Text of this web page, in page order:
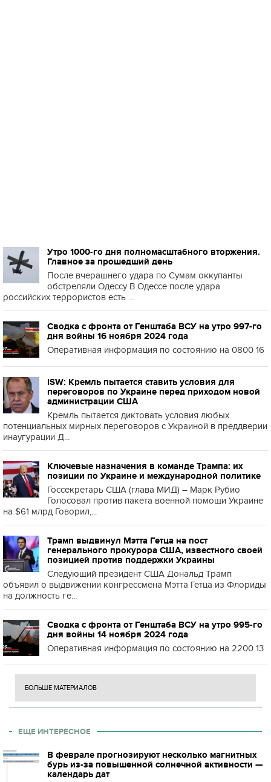
Утро 1000-го дня полномасштабного вторжения.
Главное за прошедший день
После вчерашнего удара по Сумам оккупанты
обстреляли Одессу В Одессе после удара
российских террористов есть ...
Сводка с фронта от Генштаба ВСУ на утро 997-го
дня войны 16 ноября 2024 года
Оперативная информация по состоянию на 0800 16
ISW: Кремль пытается ставить условия для
переговоров по Украине перед приходом новой
администрации США
Кремль пытается диктовать условия любых
потенциальных мирных переговоров с Украиной в преддверии
инаугурации Д...
Ключевые назначения в команде Трампа: их
позиции по Украине и международной политике
Госсекретарь США (глава МИД) – Марк Рубио
Голосовал против пакета военной помощи Украине
на $61 млрд Говорил,...
Трамп выдвинул Мэтта Гетца на пост
генерального прокурора США, известного своей
позицией против поддержки Украины
Следующий президент США Дональд Трамп
объявил о выдвижении конгрессмена Мэтта Гетца из Флориды
на должность ге...
Сводка с фронта от Генштаба ВСУ на утро 995-го
дня войны 14 ноября 2024 года
Оперативная информация по состоянию на 2200 13
БОЛЬШЕ МАТЕРИАЛОВ
ЕЩЕ ИНТЕРЕСНОЕ
В феврале прогнозируют несколько магнитных
бурь из-за повышенной солнечной активности —
календарь дат